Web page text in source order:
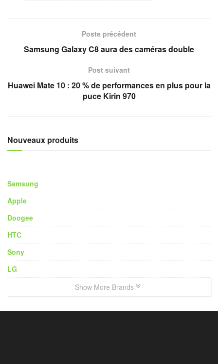
Poste précédent
Samsung Galaxy C8 aura des caméras double
Post suivant
Huawei Mate 10 : 20 % de performances en plus pour la
puce Kirin 970
Nouveaux produits
Samsung
Apple
Doogee
HTC
Sony
LG
Show More Brands